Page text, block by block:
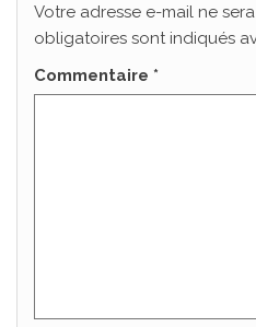
Votre adresse e-mail ne
obligatoires sont indiqués
Commentaire *